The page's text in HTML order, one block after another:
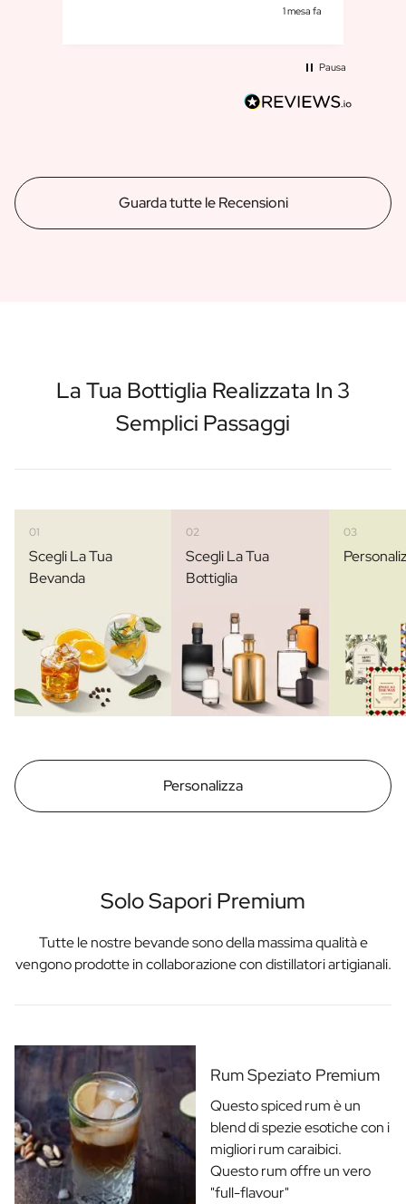
1 mesa fa
Pausa
Guarda tutte le Recensioni
La Tua Bottiglia Realizzata In 3
Semplici Passaggi
01
Scegli La Tua
Bevanda
02
Scegli La Tua
Bottiglia
03
Personalizza
Solo Sapori Premium
Tutte le nostre bevande sono della massima qualità e
vengono prodotte in collaborazione con distillatori artigianali.
Rum Speziato Premium
Questo spiced rum è un
blend di spezie esotiche con i
migliori rum caraibici.
Questo rum offre un vero
"full-flavour"